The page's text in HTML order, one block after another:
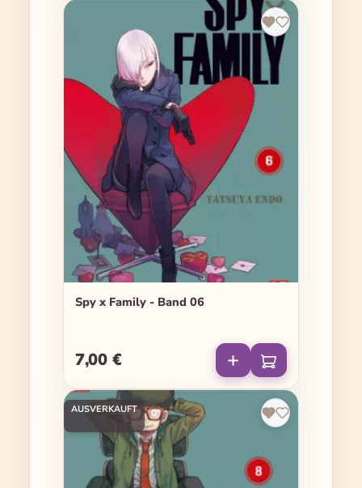
Spy x Family - Band 06
Regulärer Preis:
7,00 €
AUSVERKAUFT